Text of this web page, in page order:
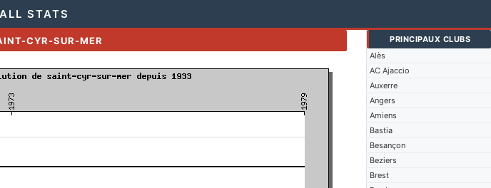
STATS
PRINCIPAUX CLUBS
Alès
AC Ajaccio
Auxerre
Angers
Amiens
Bastia
Besançon
Beziers
Brest
CYR-SUR-MER